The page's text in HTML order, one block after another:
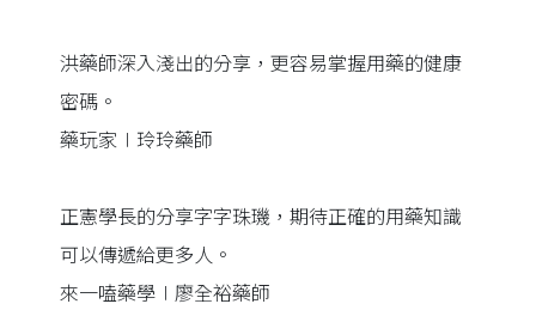
洪藥師深入淺出的分享，更容易掌握用藥的健康
密碼。
藥玩家∣玲玲藥師
正憲學長的分享字字珠璣，期待正確的用藥知識
可以傳遞給更多人。
來一嗑藥學∣廖全裕藥師